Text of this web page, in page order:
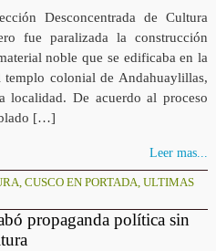
Desconcentrada de Cultura
fue paralizada la construcción
noble que se edificaba en la
colonial de Andahuaylillas,
localidad. De acuerdo al proceso
[…]
Leer mas...
, CUSCO EN PORTADA, ULTIMAS
propaganda política sin